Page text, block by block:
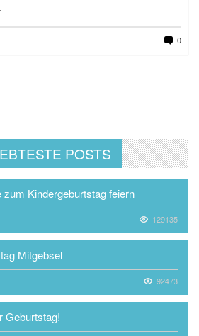
0
POSTS
Kindergeburtstag feiern
129135
Mitgebsel
92473
Geburtstag!